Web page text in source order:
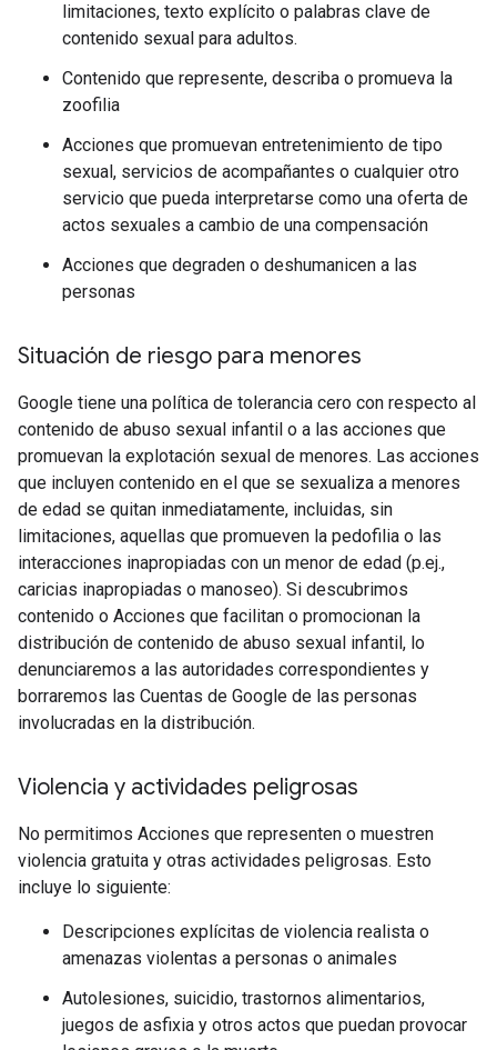
limitaciones, texto explícito o palabras clave de
contenido sexual para adultos.
Contenido que represente, describa o promueva la
zoofilia
Acciones que promuevan entretenimiento de tipo
sexual, servicios de acompañantes o cualquier otro
servicio que pueda interpretarse como una oferta de
actos sexuales a cambio de una compensación
Acciones que degraden o deshumanicen a las
personas
Situación de riesgo para menores
Google tiene una política de tolerancia cero con respecto al
contenido de abuso sexual infantil o a las acciones que
promuevan la explotación sexual de menores. Las acciones
que incluyen contenido en el que se sexualiza a menores
de edad se quitan inmediatamente, incluidas, sin
limitaciones, aquellas que promueven la pedofilia o las
interacciones inapropiadas con un menor de edad (p.ej.,
caricias inapropiadas o manoseo). Si descubrimos
contenido o Acciones que facilitan o promocionan la
distribución de contenido de abuso sexual infantil, lo
denunciaremos a las autoridades correspondientes y
borraremos las Cuentas de Google de las personas
involucradas en la distribución.
Violencia y actividades peligrosas
No permitimos Acciones que representen o muestren
violencia gratuita y otras actividades peligrosas. Esto
incluye lo siguiente:
Descripciones explícitas de violencia realista o
amenazas violentas a personas o animales
Autolesiones, suicidio, trastornos alimentarios,
juegos de asfixia y otros actos que puedan provocar